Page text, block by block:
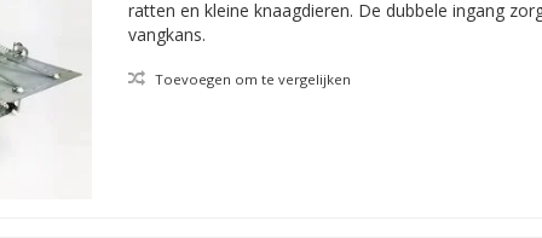
lopen. Soms zijn die routes goed zichtbaar en soms weet u
dan de kooien langs de muren. Muizen lopen meestal niet over
kooien in looproutes en u vergroot de pakkans. Verder heeft u nooit
ook voor dat u eerder van het probleem af bent. Specifiek voor
hoek van de ruimte. Deze vallen werken vaak goed.
ratten en kleine knaagdieren. De dubbele ingang
vangkans.
Toevoegen om te vergelijken